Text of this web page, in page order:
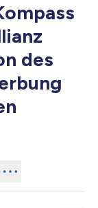
des